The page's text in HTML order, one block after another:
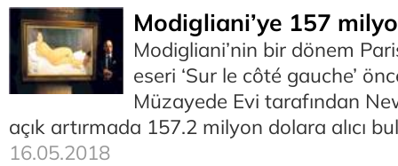
Modigliani’ye 157
Modigliani’nin bir dönem
eseri ‘Sur le côté gauche’
Müzayede Evi tarafından
açık artırmada 157.2 milyon dolara alıcı
16.05.2018